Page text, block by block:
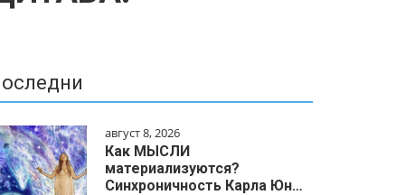
август 8, 2026
Как МЫСЛИ
материализуются?
Синхроничность Карла Юн…